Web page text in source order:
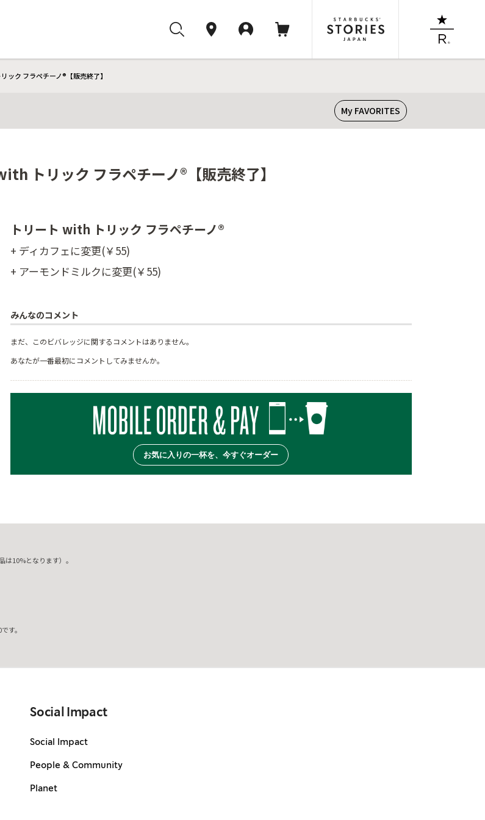
ック フラペチーノ®【販売終了】
My FAVORITES
トリック フラペチーノ®【販売終了】
トリート with トリック フラペチーノ®
+ ディカフェに変更(￥55)
+ アーモンドミルクに変更(￥55)
みんなのコメント
まだ、このビバレッジに関するコメントはありません。
あなたが一番最初にコメントしてみませんか。
お気に入りの一杯を、今すぐオーダー
10%となります）。
す。
Social Impact
Social Impact
People & Community
Planet